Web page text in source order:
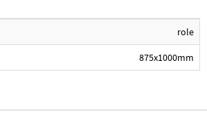
role
875x1000mm